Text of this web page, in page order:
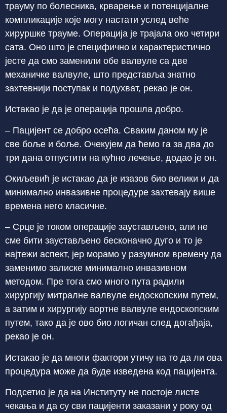
трауму по болесника, крварење и потенцијалне
компликације које могу настати услед веће
хируршке трауме. Операција је трајала око четири
сата. Оно што је специфично и карактеристично
јесте да смо заменили обе валвуле са две
механичке валвуле, што представља знатно
захтевнији поступак и подухват, рекао је он.
Истакао је да је операција прошла добро.
– Пацијент се добро осећа. Сваким даном му је
све боље и боље. Очекујем да ћемо га за два до
три дана отпустити на кућно лечење, додао је он.
Окиљевић је истакао да је изазов био велики и да
минимално инвазивне процедуре захтевају више
времена него класичне.
– Срце је током операције заустављено, али не
сме бити заустављено бесконачно дуго и то је
најтежи аспект, јер морамо у разумном времену да
заменимо залиске минимално инвазивном
методом. Пре тога смо много пута радили
хирургију митралне валвуле ендоскопским путем,
а затим и хирургију аортне валвуле ендоскопским
путем, тако да је ово био логичан след догађаја,
рекао је он.
Истакао је да многи фактори утичу на то да ли ова
процедура може да буде изведена код пацијента.
Подсетио је да на Институту не постоје листе
чекања и да су сви пацијенти заказани у року од